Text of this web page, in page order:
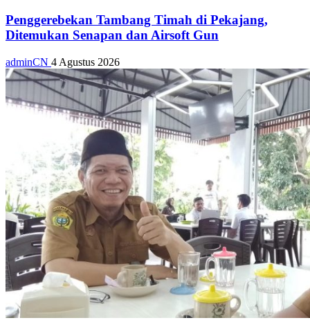
Penggerebekan Tambang Timah di Pekajang,
Ditemukan Senapan dan Airsoft Gun
adminCN 4 Agustus 2026